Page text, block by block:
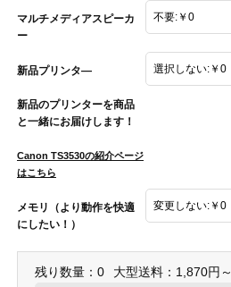
マルチメディアスピーカ
ー
新品プリンタ―
新品のプリンターを商品
と一緒にお届けします！
Canon TS3530の紹介ページ
はこちら
メモリ（より動作を快適
にしたい！）
残り数量：0 大型送料：1,870円～